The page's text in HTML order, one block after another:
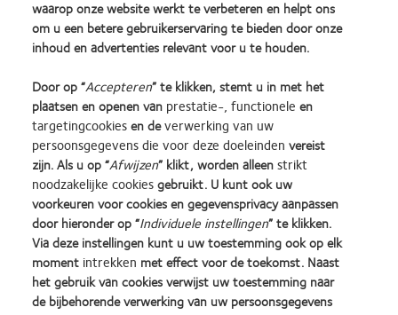
Een standaard klinische leidraad waarmee 16 aandoeningen van
de voorste oogkamer als gevolg van het dragen van lenzen
kunnen worden gekwantificeerd.
*De rekenhulpmiddelen zijn ontworpen voor optometristen. Ze zijn geen vervanging voor een
oogmeting door een specialist.
Learn
more
about
Silmo
d’Or
Learn
more
about
Contact
Lens
Learn
more
about
2012
&
Learn
more
about
2011
Best
Learn
more
about
ODMA
2011
Learn
more
about
2012
REBRAND
waarop onze website werkt te verbeteren en helpt ons
om u een betere gebruikerservaring te bieden door onze
inhoud en advertenties relevant voor u te houden.
Door op “Accepteren” te klikken, stemt u in met het
plaatsen en openen van prestatie-, functionele en
targetingcookiesen deverwerking van uw
persoonsgegevens die voor deze doeleinden vereist
zijn. Als u op “Afwijzen” klikt, worden alleenstrikt
noodzakelijke cookiesgebruikt. U kunt ook uw
voorkeuren voor cookies en gegevensprivacy aanpassen
door hieronder op “Individuele instellingen” te klikken.
Via deze instellingen kunt u uw toestemming ook op elk
moment intrekken met effect voor de toekomst. Naast
het gebruik van cookies verwijst uw toestemming naar
de bijbehorende verwerking van uw persoonsgegevens